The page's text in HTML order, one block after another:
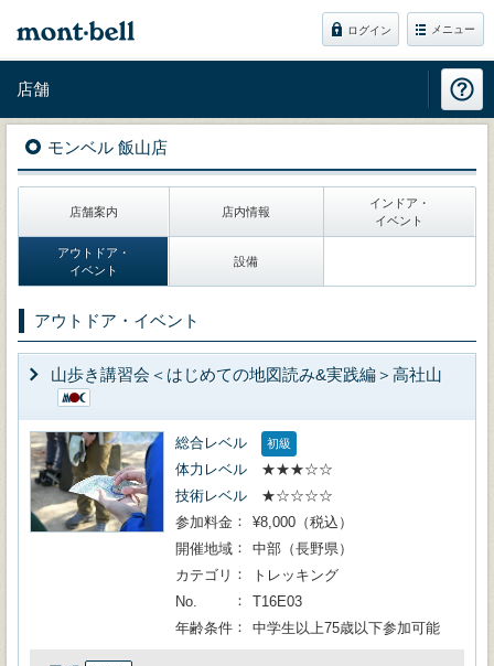
ログイン メニュー
店舗
モンベル 飯山店
店舗案内 店内情報
インドア・
イベント
アウトドア・
イベント
設備
アウトドア・イベント
山歩き講習会＜はじめての地図読み&実践編＞高社山
総合レベル 初級
体力レベル
★★★☆☆
技術レベル
★☆☆☆☆
参加料金
¥8,000（税込）
開催地域
中部（長野県）
カテゴリ
トレッキング
No.
T16E03
年齢条件
中学生以上75歳以下参加可能